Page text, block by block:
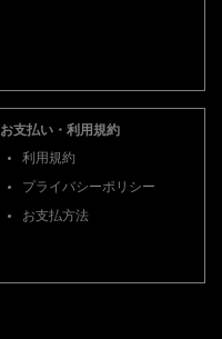
お支払い・利用規約
利用規約
プライバシーポリシー
お支払方法